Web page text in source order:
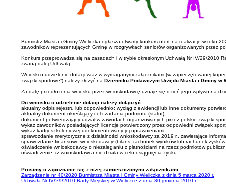
Burmistrz Miasta i Gminy Wieliczka ogłasza otwarty konkurs ofert na realizację w roku
zawodników reprezentujących Gminę w rozgrywkach seniorów organizowanych przez
Konkurs przeprowadza się na zasadach i w trybie określonym Uchwałą Nr IV/29/2010
zwaną dalej Uchwałą.
Wnioski o udzielenie dotacji wraz w wymaganymi załącznikami (w zapieczętowanej
związki sportowe”) należy złożyć na Dzienniku Podawczym Urzędu Miasta i Gminy w
Za datę przedłożenia wniosku przez wnioskodawcę uznaje się dzień jego wpływu na
Do wniosku o udzielenie dotacji należy dołączyć:
aktualny odpis rejestru lub odpowiednio: wyciąg z ewidencji lub inne dokumenty
aktualny dokument określający cel i zadania podmiotu (statut),
dokument potwierdzający udział w zawodach organizowanych przez polskie związki
wykaz zawodników posiadających licencje potwierdzony przez odpowiedni związek
wykaz kadry szkoleniowej udokumentowany jej uprawnieniami,
sprawozdanie merytoryczne z działalności wnioskodawcy za 2019 r., zawierające
sprawozdanie finansowe wnioskodawcy (bilans, rachunek wyników lub rachunek
oświadczenie wnioskodawcy o niezaleganiu z płatnościami na rzecz podmiotów
oświadczenie, iż wnioskodawca nie działa w celu osiągnięcia zysku.
Prosimy o zapoznanie się z niżej zamieszczonymi załącznikami:
Zarządzenie nr 40/2020 Burmistrza Miasta i Gminy Wieliczka z dnia 5 marca 2020 r.
Uchwała Nr IV/29/2010 Rady Miejskiej w Wieliczce z dnia 30 grudnia 2010 r.